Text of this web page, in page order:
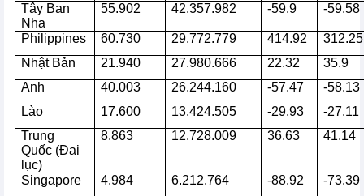
Tây Ban
Nha
55.902 42.357.982 -59.9 -59.58
Philippines 60.730 29.772.779 414.92
312.25
Nhật Bản
21.940 27.980.666 22.32
35.9
Anh
40.003 26.244.160 -57.47
-58.13
Lào
17.600 13.424.505 -29.93
-27.11
Trung
Quốc (Đại
lục)
8.863 12.728.009 36.63 41.14
Singapore 4.984 6.212.764 -88.92
-73.39